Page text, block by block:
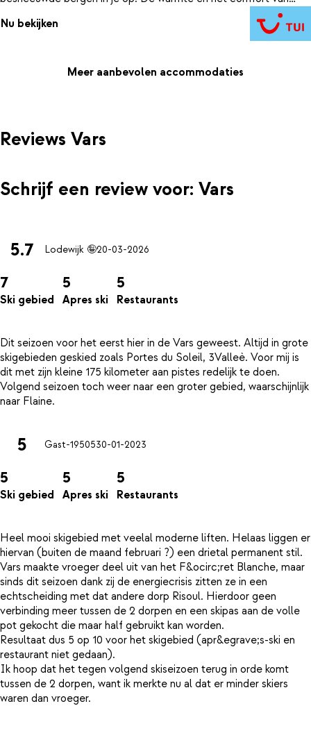
Résidence Arya helpen je je weer op te laden voor een volgende
dag op de pistes.
Nu bekijken
Meer aanbevolen accommodaties
Reviews Vars
Schrijf een review voor: Vars
5.7 Lodewijk 🤪20-03-2026
7
Ski gebied
5
Apres ski
5
Restaurants
Dit seizoen voor het eerst hier in de Vars geweest. Altijd in grote
skigebieden geskied zoals Portes du Soleil, 3Valleè. Voor mij is
dit met zijn kleine 175 kilometer aan pistes redelijk te doen.
Volgend seizoen toch weer naar een groter gebied, waarschijnlijk
5 Gast-1950530-01-2023
5
Ski gebied
5
Apres ski
5
Restaurants
Heel mooi skigebied met veelal moderne liften. Helaas liggen er
hiervan (buiten de maand februari ?) een drietal permanent stil.
Vars maakte vroeger deel uit van het F&ocirc;ret Blanche, maar
sinds dit seizoen dank zij de energiecrisis zitten ze in een
echtscheiding met dat andere dorp Risoul. Hierdoor geen
verbinding meer tussen de 2 dorpen en een skipas aan de volle
pot gekocht die maar half gebruikt kan worden.
Resultaat dus 5 op 10 voor het skigebied (apr&egrave;s-ski en
restaurant niet gedaan).
Ik hoop dat het tegen volgend skiseizoen terug in orde komt
tussen de 2 dorpen, want ik merkte nu al dat er minder skiers